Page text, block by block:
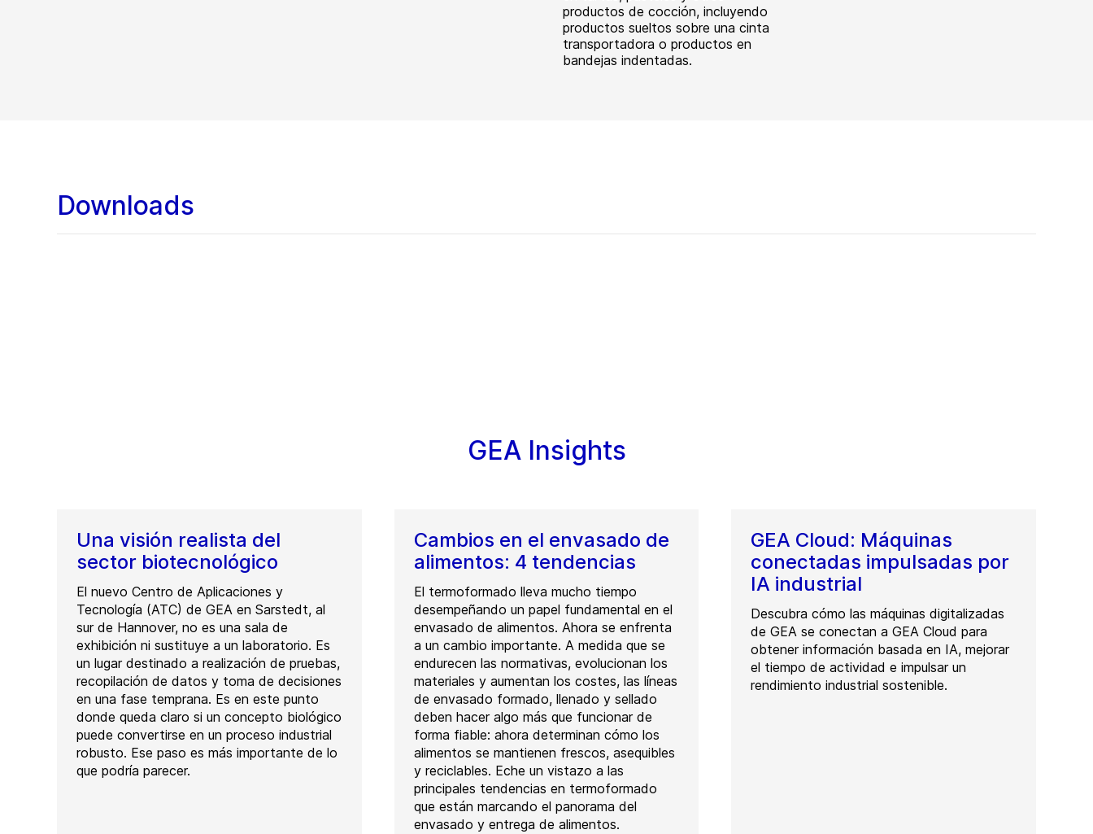
productos de cocción, incluyendo
productos sueltos sobre una cinta
transportadora o productos en
bandejas indentadas.
Downloads
GEA Insights
Una visión realista del
sector biotecnológico
El nuevo Centro de Aplicaciones y
Tecnología (ATC) de GEA en Sarstedt, al
sur de Hannover, no es una sala de
exhibición ni sustituye a un laboratorio. Es
un lugar destinado a realización de pruebas,
recopilación de datos y toma de decisiones
en una fase temprana. Es en este punto
donde queda claro si un concepto biológico
puede convertirse en un proceso industrial
robusto. Ese paso es más importante de lo
que podría parecer.
Cambios en el envasado de
alimentos: 4 tendencias
El termoformado lleva mucho tiempo
desempeñando un papel fundamental en el
envasado de alimentos. Ahora se enfrenta
a un cambio importante. A medida que se
endurecen las normativas, evolucionan los
materiales y aumentan los costes, las líneas
de envasado formado, llenado y sellado
deben hacer algo más que funcionar de
forma fiable: ahora determinan cómo los
alimentos se mantienen frescos, asequibles
y reciclables. Eche un vistazo a las
principales tendencias en termoformado
que están marcando el panorama del
envasado y entrega de alimentos.
GEA Cloud: Máquinas
conectadas impulsadas por
IA industrial
Descubra cómo las máquinas digitalizadas
de GEA se conectan a GEA Cloud para
obtener información basada en IA, mejorar
el tiempo de actividad e impulsar un
rendimiento industrial sostenible.